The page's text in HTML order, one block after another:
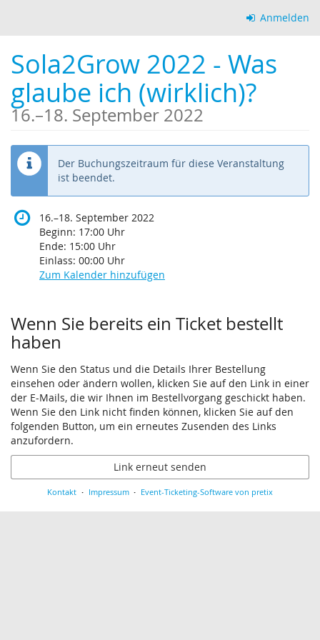
springen
Anmelden
Sola2Grow 2022 - Was
glaube ich (wirklich)?
16.–bis
18. September 2022
Der Buchungszeitraum für diese Veranstaltung
ist beendet.
16.–bis
18. September 2022
Beginn: 17:00 Uhr
Ende: 15:00 Uhr
Einlass: 00:00 Uhr
Zum Kalender hinzufügen
Wenn Sie bereits ein Ticket bestellt
haben
Wenn Sie den Status und die Details Ihrer Bestellung
einsehen oder ändern wollen, klicken Sie auf den Link in einer
der E-Mails, die wir Ihnen im Bestellvorgang geschickt haben.
Wenn Sie den Link nicht finden können, klicken Sie auf den
folgenden Button, um ein erneutes Zusenden des Links
anzufordern.
Link erneut senden
Kontakt Impressum Event-Ticketing-Software von pretix